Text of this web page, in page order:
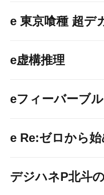
e 東京喰種 超デ
e虚構推理
eフィーバーブ
e Re:ゼロから
デジハネP北斗